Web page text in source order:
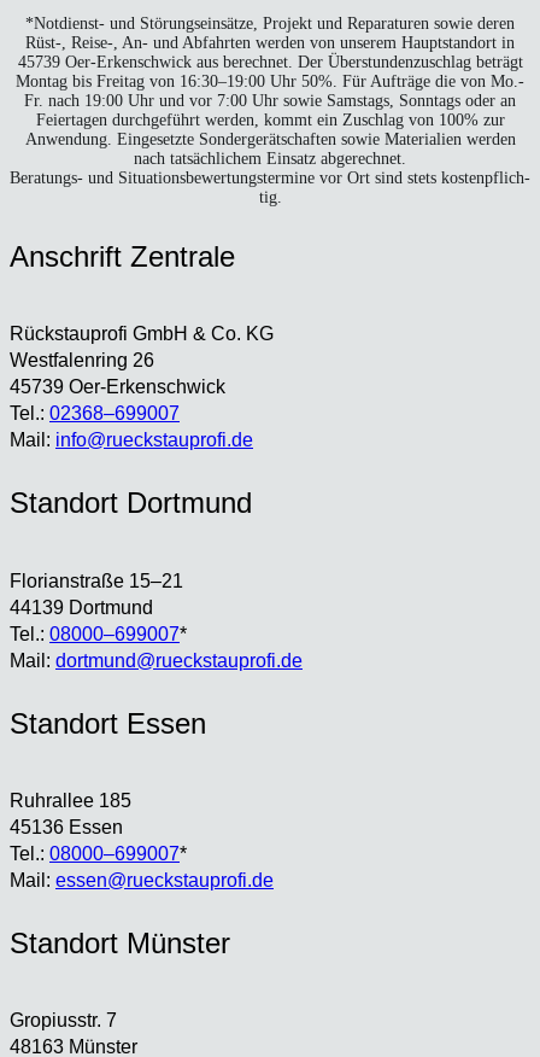
*Not­dienst- und Stö­rungs­ein­sät­ze, Pro­jekt und Repa­ra­tu­ren sowie deren
Rüst‑, Reise‑, An- und Abfahr­ten wer­den von unse­rem Haupt­stand­ort in
45739 Oer-Erken­sch­wick aus berech­net. Der Über­stun­den­zu­schlag beträgt
Mon­tag bis Frei­tag von 16:30–19:00 Uhr 50%. Für Auf­trä­ge die von Mo.-
Fr. nach 19:00 Uhr und vor 7:00 Uhr sowie Sams­tags, Sonn­tags oder an
Fei­er­ta­gen durch­ge­führt wer­den, kommt ein Zuschlag von 100% zur
Anwen­dung. Ein­ge­setz­te Son­der­ge­rät­schaf­ten sowie Mate­ria­li­en wer­den
nach tat­säch­li­chem Ein­satz abge­rech­net.
Bera­tungs- und Situa­ti­ons­be­wer­tungs­ter­mi­ne vor Ort sind stets kos­ten­pflich­
tig.
Anschrift Zen­tra­le
Rück­stau­pro­fi GmbH & Co. KG
West­fa­len­ring 26
45739 Oer-Erken­sch­wick
Tel.: 02368–699007
Mail: info@rueckstauprofi.de
Stand­ort Dort­mund
Flo­ri­an­stra­ße 15–21
44139 Dort­mund
Tel.: 08000–699007*
Mail: dortmund@rueckstauprofi.de
Stand­ort Essen
Ruhr­al­lee 185
45136 Essen
Tel.: 08000–699007*
Mail: essen@rueckstauprofi.de
Stand­ort Müns­ter
Gro­pi­us­str. 7
48163 Müns­ter